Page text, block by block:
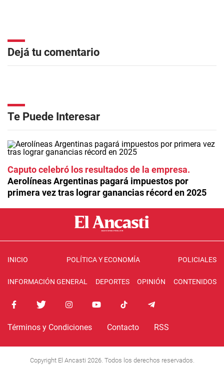
Dejá tu comentario
Te Puede Interesar
Caputo celebró los resultados de la empresa
Aerolíneas Argentinas pagará impuestos por
primera vez tras lograr ganancias récord en 2025
INICIO POLÍTICA Y ECONOMÍA POLICIALES
INFORMACIÓN GENERAL DEPORTES OPINIÓN CONTENIDOS
Términos y Condiciones Contacto RSS
Copyright El Ancasti 2026. Todos los derechos reservados.